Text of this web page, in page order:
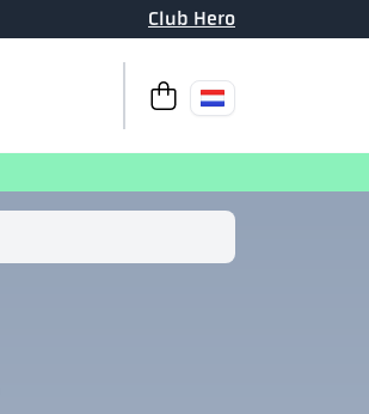
Club Hero
Naar de kassa